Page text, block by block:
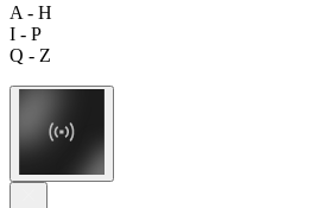
A - H
I - P
Q - Z